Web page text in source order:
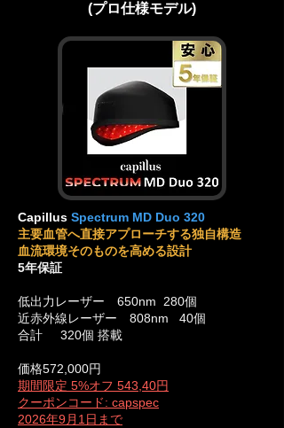
(プロ仕様モデル)
Capillus Spectrum MD Duo 320
主要血管へ直接アプローチする独自構造
血流環境そのものを高める設計
5年保証
低出力レーザー 650nm 280個
近赤外線レーザー 808nm 40個
合計 320個 搭載
価格572,000円
​期間限定 5%オフ 543,40円
クーポンコード: capspec
2026年9月1日まで